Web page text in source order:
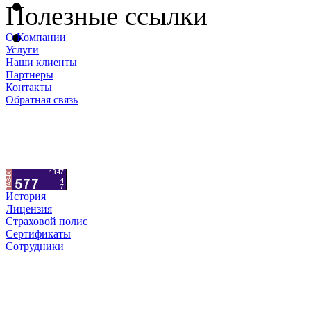
Полезные ссылки
О Компании
Услуги
Наши клиенты
Партнеры
Контакты
Обратная связь
История
Лицензия
Страховой полис
Сертификаты
Сотрудники